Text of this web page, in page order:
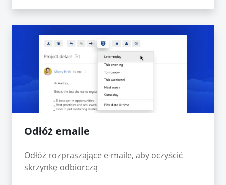
Odłóż emaile
Odłóż rozpraszające e-maile, aby oczyścić
skrzynkę odbiorczą